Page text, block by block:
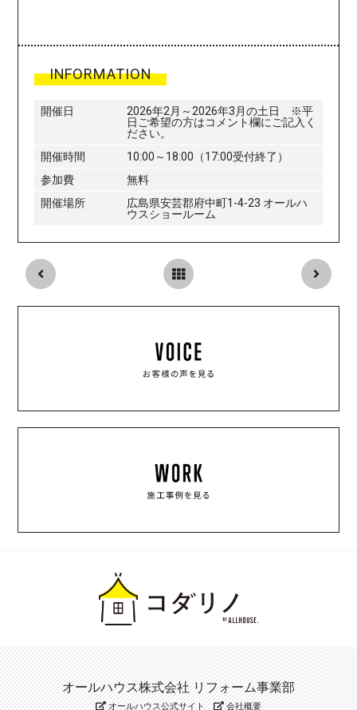
INFORMATION
開催日
2026年2月～2026年3月の土日 ※平
日ご希望の方はコメント欄にご記入く
ださい。
開催時間
10:00～18:00（17:00受付終了）
参加費
無料
開催場所
広島県安芸郡府中町1-4-23 オールハ
ウスショールーム
オールハウス株式会社 リフォーム事業部
オールハウス公式サイト 会社概要